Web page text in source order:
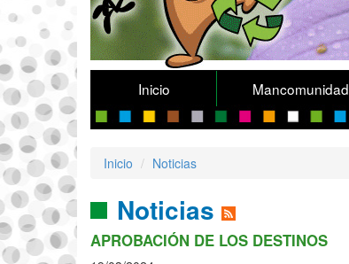
Inicio Mancomunidad
Inicio Noticias
Noticias
APROBACIÓN DE LOS DESTINOS